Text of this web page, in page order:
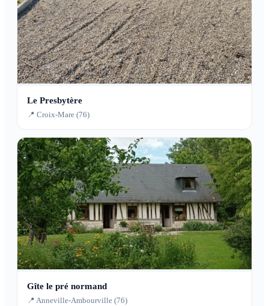
Le Presbytère
📍 Croix-Mare (76)
Gîte le pré normand
📍 Anneville-Ambourville (76)